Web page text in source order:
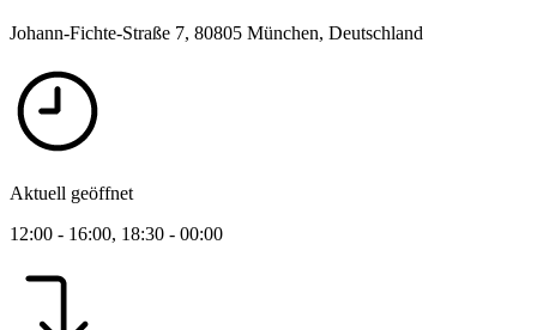
Johann-Fichte-Straße 7, 80805 München, Deutschland
Aktuell geöffnet
12:00 - 16:00, 18:30 - 00:00